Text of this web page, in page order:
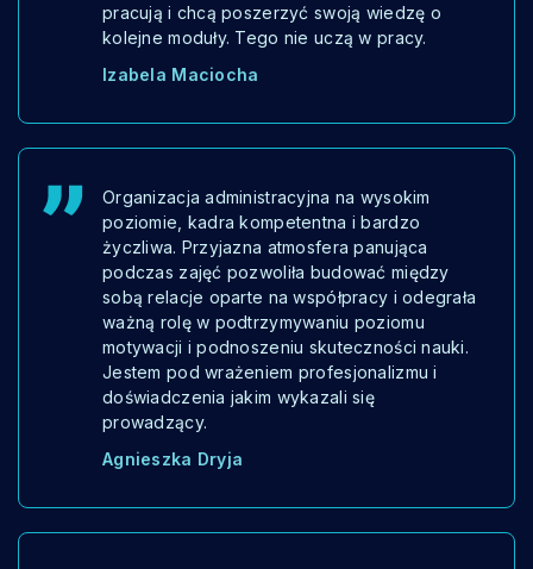
pracują i chcą poszerzyć swoją wiedzę o
kolejne moduły. Tego nie uczą w pracy.
Izabela Maciocha
Organizacja administracyjna na wysokim
poziomie, kadra kompetentna i bardzo
życzliwa. Przyjazna atmosfera panująca
podczas zajęć pozwoliła budować między
sobą relacje oparte na współpracy i odegrała
ważną rolę w podtrzymywaniu poziomu
motywacji i podnoszeniu skuteczności nauki.
Jestem pod wrażeniem profesjonalizmu i
doświadczenia jakim wykazali się
prowadzący.
Agnieszka Dryja